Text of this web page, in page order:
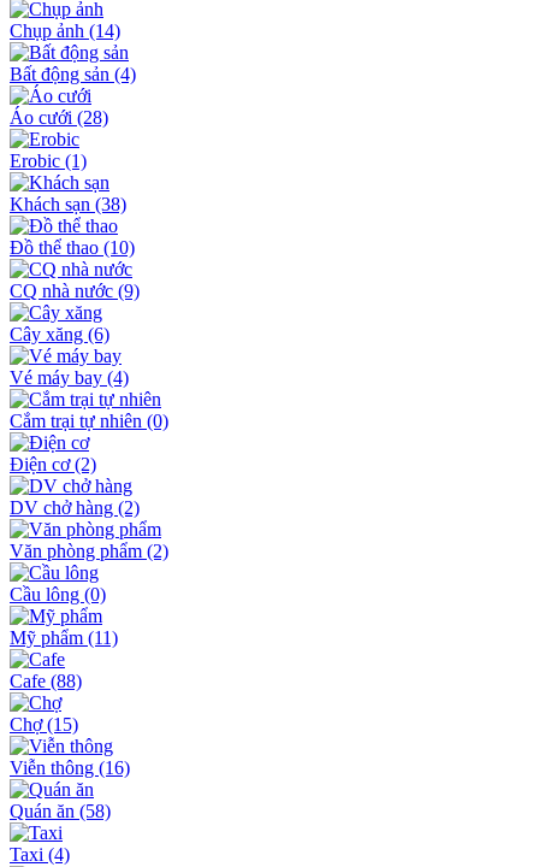
Chụp ảnh (14)
Bất động sản (4)
Áo cưới (28)
Erobic (1)
Khách sạn (38)
Đồ thể thao (10)
CQ nhà nước (9)
Cây xăng (6)
Vé máy bay (4)
Cắm trại tự nhiên (0)
Điện cơ(2)
DV chở hàng (2)
Văn phòng phẩm (2)
Cầu lông (0)
Mỹ phẩm (11)
Cafe (88)
Chợ(15)
Viễn thông (16)
Quán ăn (58)
Taxi (4)